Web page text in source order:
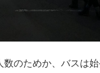
数のためか、バスは